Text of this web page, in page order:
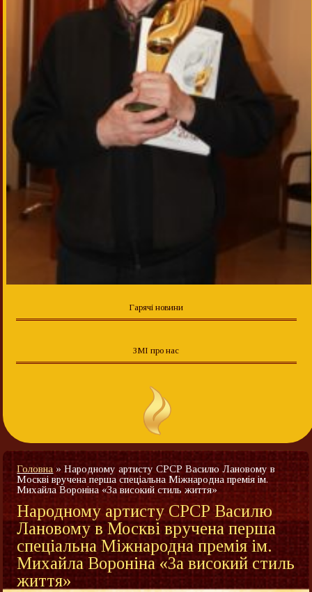
Гарячі новини
ЗМІ про нас
Головна »Народному артисту СРСР Василю Лановому в
Москві вручена перша спеціальна Міжнародна премія ім.
Михайла Вороніна «За високий стиль життя»
Народному артисту СРСР Василю
Лановому в Москві вручена перша
спеціальна Міжнародна премія ім.
Михайла Вороніна «За високий стиль
життя»